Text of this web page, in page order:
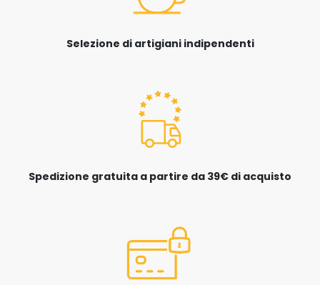
Selezione di artigiani indipendenti
Spedizione gratuita a partire da 39€ di acquisto